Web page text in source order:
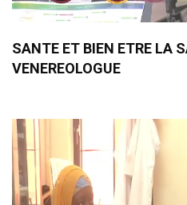
SANTE ET BIEN ETRE LA
VENEREOLOGUE